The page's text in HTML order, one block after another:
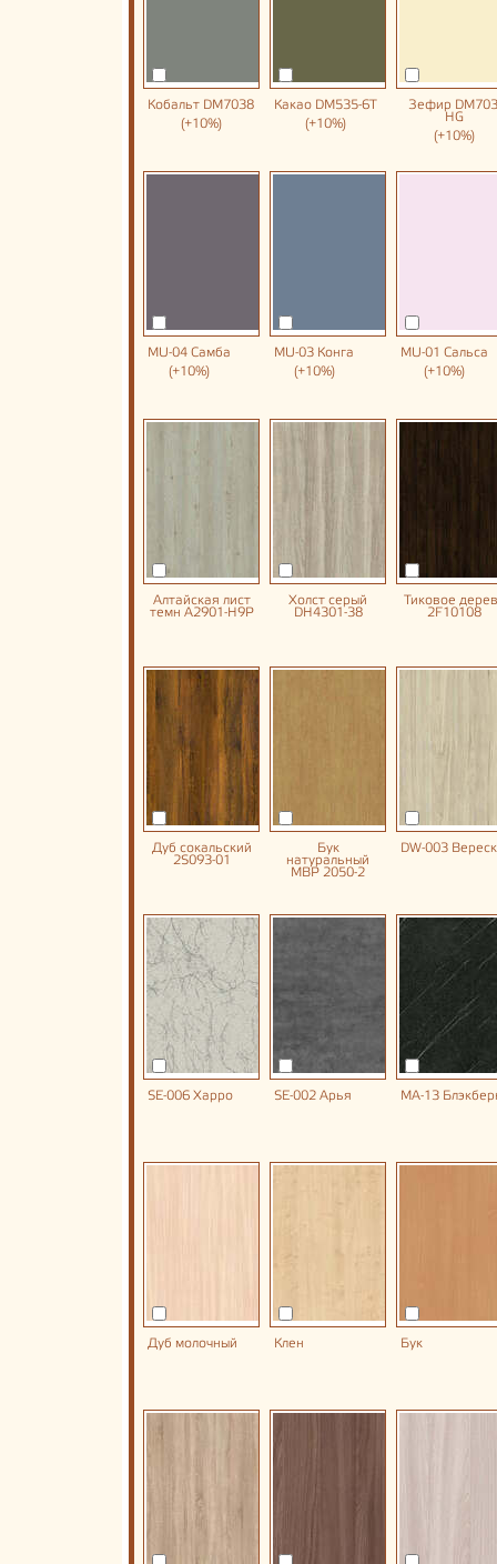
Кобальт DM7038
(+10%)
Какао DM535-6T
(+10%)
Зефир
HG
(+10%)
MU-04 Самба
(+10%)
MU-03 Конга
(+10%)
MU-01 Сальса
(+10%)
Алтайская лист
темн A2901-H9P
Холст серый
DH4301-38
Тиковое
2F10108
Дуб сокальский
2S093-01
Бук
натуральный
MBP 2050-2
DW-003 Вереск
SE-006 Харро SE-002 Арья MA-13
Дуб молочный Клен Бук